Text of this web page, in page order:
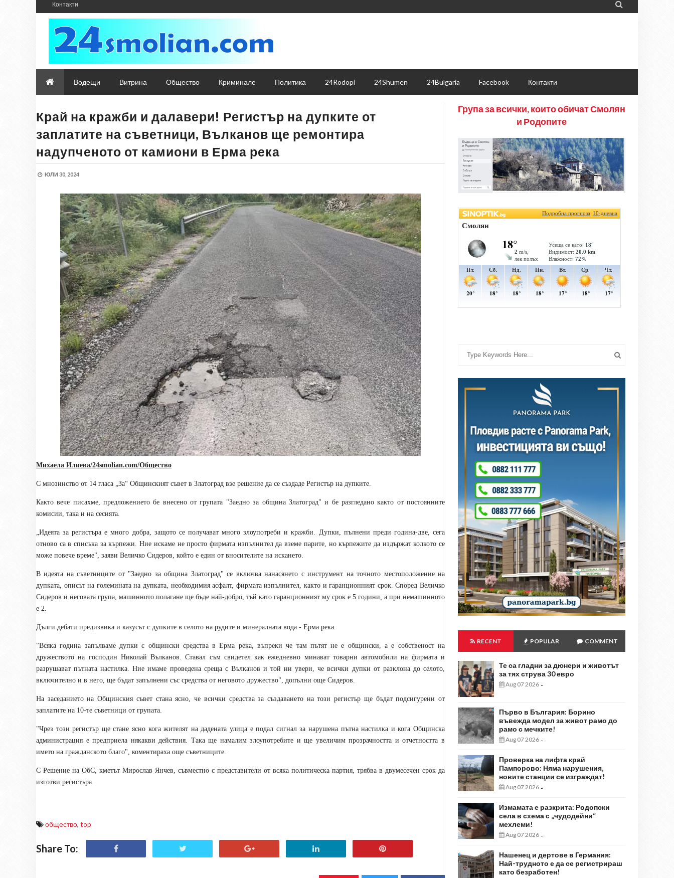
Контакти 
Водещи Витрина Общество Криминале Политика 24Rodopi 24Shumen 24Bulgaria Facebook Контакти
Край на кражби и далавери! Регистър на дупките от
заплатите на съветници, Вълканов ще ремонтира
надупченото от камиони в Ерма река
ЮЛИ 30, 2024
Михаела Илиева/24smolian.com/Общество
С мнозинство от 14 гласа „За“ Общинският съвет в Златоград взе решение да се създаде Регистър на дупките.
Както вече писахме, предложението бе внесено от групата "Заедно за община Златоград" и бе разгледано както от постоянните
комисии, така и на сесията.
„Идеята за регистъра е много добра, защото се получават много злоупотреби и кражби. Дупки, пълнени преди година-две, сега
отново са в списъка за кърпежи. Ние искаме не просто фирмата изпълнител да вземе парите, но кърпежите да издържат колкото се
може повече време", заяви Величко Сидеров, който е един от вносителите на искането.
В идеята на съветниците от "Заедно за община Златоград" се включва нанасянето с инструмент на точното местоположение на
дупката, описът на големината на дупката, необходимия асфалт, фирмата изпълнител, както и гаранционният срок. Според Величко
Сидеров и неговата група, машинното полагане ще бъде най-добро, тъй като гаранционният му срок е 5 години, а при немашинното
е 2.
Дълги дебати предизвика и казусът с дупките в селото на рудите и минералната вода - Ерма река.
"Всяка година запълваме дупки с общински средства в Ерма река, въпреки че там пътят не е общински, а е собственост на
дружеството на господин Николай Вълканов. Ставал съм свидетел как ежедневно минават товарни автомобили на фирмата и
разрушават пътната настилка. Ние имаме проведена среща с Вълканов и той ни увери, че всички дупки от разклона до селото,
включително и в него, ще бъдат запълнени със средства от неговото дружество", допълни още Сидеров.
На заседанието на Общинския съвет стана ясно, че всички средства за създаването на този регистър ще бъдат подсигурени от
заплатите на 10-те съветници от групата.
"Чрез този регистър ще стане ясно кога жителят на дадената улица е подал сигнал за нарушена пътна настилка и кога Общинска
администрация е предприела някакви действия. Така ще намалим злоупотребите и ще увеличим прозрачността и отчетността в
името на гражданското благо", коментираха още съветниците.
С Решение на ОбС, кметът Мирослав Янчев, съвместно с представители от всяка политическа партия, трябва в двумесечен срок да
изготви регистъра.
общество, top
Share To:
Група за всички, които обичат Смолян
и Родопите
RECENT POPULAR COMMENT
Те са гладни за дюнери и животът
за тях струва 30 евро
Aug 07 2026 -
Първо в България: Борино
въвежда модел за живот рамо до
рамо с мечките!
Aug 07 2026 -
Проверка на лифта край
Пампорово: Няма нарушения,
новите станции се изграждат!
Aug 07 2026 -
Измамата е разкрита: Родопски
села в схема с „чудодейни“
мехлеми!
Aug 07 2026 -
Нашенец и дертове в Германия:
Най-трудното е да се регистрираш
като безработен!